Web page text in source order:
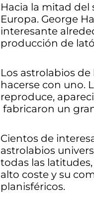
Hacia la mitad del
Europa. George
interesante
producción de
Los astrolabios
hacerse con uno.
reproduce,
fabricaron un
Cientos de
astrolabios
todas las
alto coste y su
planisféricos.